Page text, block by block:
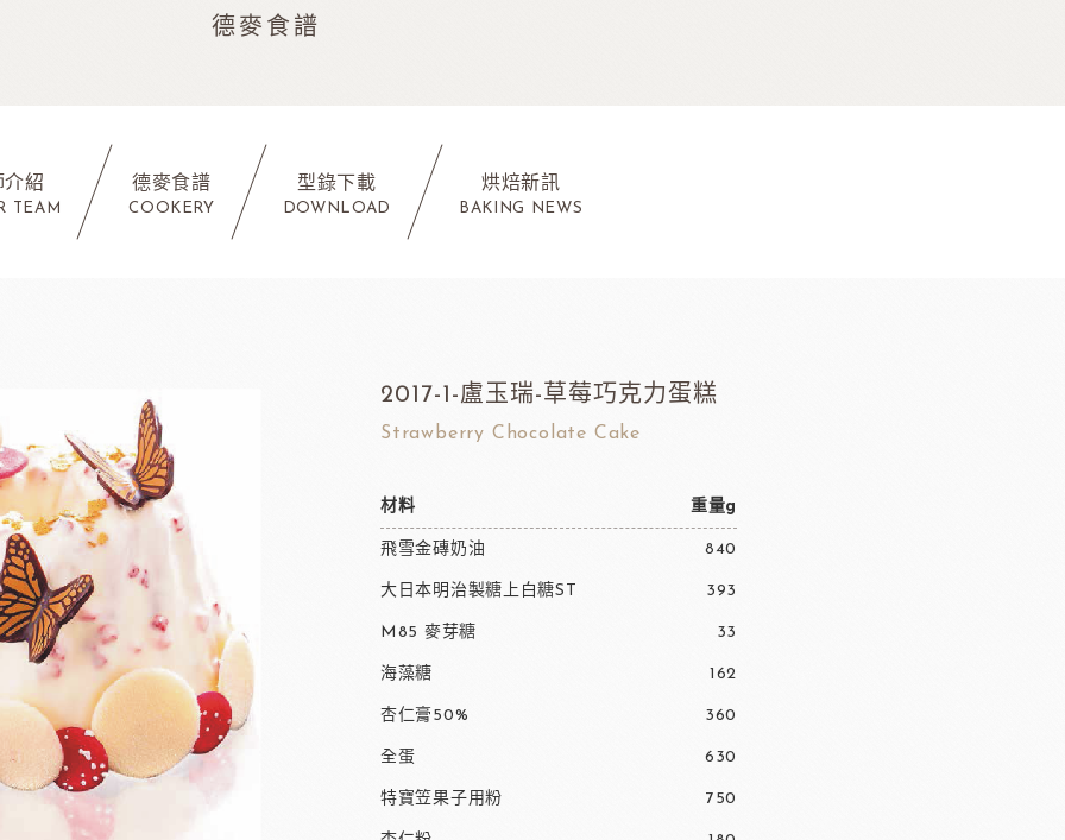
德麥食譜
介紹
TEAM
德麥食譜
COOKERY
型錄下載
DOWNLOAD
烘焙新訊
BAKING NEWS
2017-1-盧玉瑞-草莓巧克力蛋糕
Strawberry Chocolate Cake
材料 重量g
飛雪金磚奶油 840
大日本明治製糖上白糖ST 393
M85 麥芽糖 33
海藻糖 162
杏仁膏50% 360
全蛋 630
特寶笠果子用粉 750